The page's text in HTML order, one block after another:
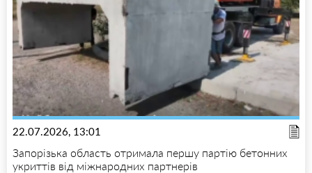
22.07.2026, 13:01
Запорізька область отримала першу партію бетонних
укриттів від міжнародних партнерів